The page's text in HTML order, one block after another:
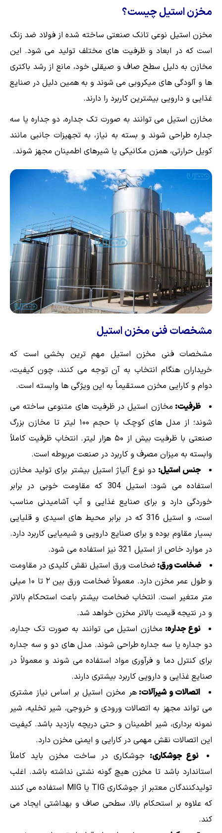
مخزن استیل چیست؟
مخزن استیل نوعی تانک صنعتی ساخته شده از فولاد ضد زنگ
است که در ابعاد و ظرفیت های مختلف تولید می شود. این
مخازن به دلیل سطح صاف و صیقلی خود، مانع از رشد باکتری
ها و آلودگی های میکروبی می شوند و به همین دلیل در صنایع
غذایی و دارویی بیشترین کاربرد را دارند.
مخازن استیل می توانند به صورت تک جداره، دو جداره یا سه
جداره طراحی شوند و بسته به نیاز، به تجهیزات جانبی مانند
کویل حرارتی، همزن مکانیکی یا شیرهای اطمینان مجهز شوند.
مشخصات فنی مخزن استیل
مشخصات فنی مخزن استیل مهم ترین بخشی است که
خریداران هنگام انتخاب به آن توجه می کنند، چون کیفیت،
دوام و کارایی مخزن مستقیماً به این ویژگی ها وابسته است.
ظرفیت: مخازن استیل در ظرفیت های متنوعی ساخته می
شوند؛ از مدل های کوچک با حجم ۱۰۰ لیتر تا مخازن بزرگ
صنعتی با ظرفیت بیش از ۵۰ هزار لیتر. انتخاب ظرفیت کاملاً
وابسته به میزان مصرف و کاربرد در صنعت مربوطه است.
جنس استیل: دو نوع آلیاژ استیل بیشتر برای تولید مخازن
استفاده می شود: استیل 304 که مقاومت خوبی در برابر
خوردگی دارد و برای صنایع غذایی و آب آشامیدنی مناسب
است، و استیل 316 که در برابر محیط های اسیدی و قلیایی
بسیار مقاوم بوده و برای صنایع دارویی و شیمیایی کاربرد دارد.
در موارد خاص از استیل 321 نیز استفاده می شود.
ضخامت ورق:ضخامت ورق استیل نقش کلیدی در مقاومت
و طول عمر مخزن دارد. معمولاً ضخامت ورق بین ۲ تا ۱۰ میلی
متر متغیر است. انتخاب ضخامت بیشتر باعث استحکام بالاتر
و در نتیجه قیمت بالاتر مخزن خواهد شد.
نوع جداره: مخازن استیل می توانند به صورت تک جداره،
دو جداره یا سه جداره طراحی شوند. مدل های دو و سه جداره
برای کنترل دما و فرآوری مواد استفاده می شوند و معمولاً در
صنایع غذایی و دارویی کاربرد بیشتری دارند.
اتصالات و شیرآلات:هر مخزن استیل بر اساس نیاز مشتری
می تواند مجهز به اتصالات ورودی و خروجی، شیر تخلیه، شیر
نمونه برداری، شیر اطمینان و حتی دریچه بازدید باشد. کیفیت
این اتصالات نقش مهمی در کارایی و ایمنی مخزن دارد.
نوع جوشکاری: جوشکاری در ساخت مخزن باید کاملاً
استاندارد باشد تا مخزن هیچ گونه نشتی نداشته باشد. اغلب
تولیدکنندگان معتبر از جوشکاری TIG یا MIG استفاده می کنند
که علاوه بر استحکام بالا، سطحی صاف و بهداشتی ایجاد می
کند.